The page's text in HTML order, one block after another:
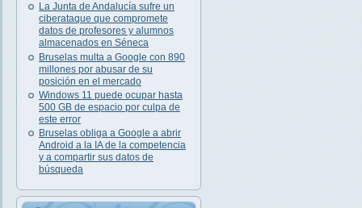
La Junta de Andalucía sufre un
ciberataque que compromete
datos de profesores y alumnos
almacenados en Séneca
Bruselas multa a Google con 890
millones por abusar de su
posición en el mercado
Windows 11 puede ocupar hasta
500 GB de espacio por culpa de
este error
Bruselas obliga a Google a abrir
Android a la IA de la competencia
y a compartir sus datos de
búsqueda